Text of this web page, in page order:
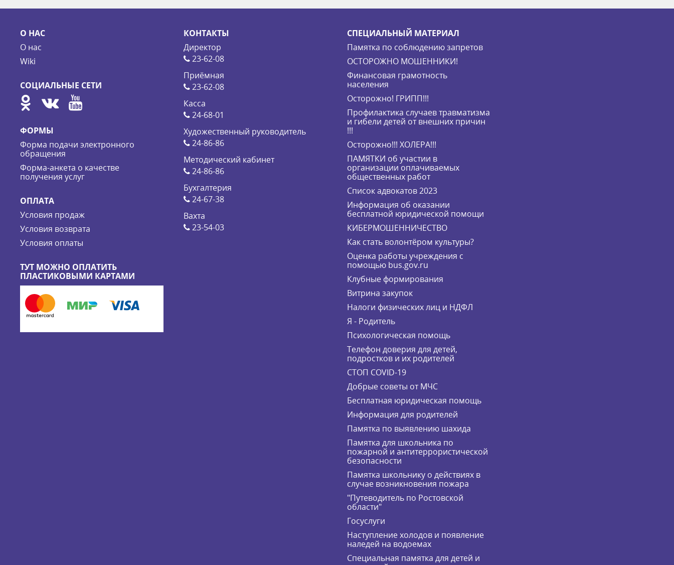
О НАС
О нас
Wiki
СОЦИАЛЬНЫЕ СЕТИ
ФОРМЫ
Форма подачи электронного
обращения
Форма-анкета о качестве
получения услуг
ОПЛАТА
Условия продаж
Условия возврата
Условия оплаты
ТУТ МОЖНО ОПЛАТИТЬ
ПЛАСТИКОВЫМИ КАРТАМИ
КОНТАКТЫ
Директор
23-62-08
Приёмная
23-62-08
Касса
24-68-01
Художественный руководитель
24-86-86
Методический кабинет
24-86-86
Бухгалтерия
24-67-38
Вахта
23-54-03
СПЕЦИАЛЬНЫЙ МАТЕРИАЛ
Памятка по соблюдению запретов
ОСТОРОЖНО МОШЕННИКИ!
Финансовая грамотность
населения
Осторожно! ГРИПП!!!
Профилактика случаев травматизма
и гибели детей от внешних причин
!!!
Осторожно!!! ХОЛЕРА!!!
ПАМЯТКИ об участии в
организации оплачиваемых
общественных работ
Список адвокатов 2023
Информация об оказании
бесплатной юридической помощи
КИБЕРМОШЕННИЧЕСТВО
Как стать волонтёром культуры?
Оценка работы учреждения с
помощью bus.gov.ru
Клубные формирования
Витрина закупок
Налоги физических лиц и НДФЛ
Я - Родитель
Психологическая помощь
Телефон доверия для детей,
подростков и их родителей
СТОП COVID-19
Добрые советы от МЧС
Бесплатная юридическая помощь
Информация для родителей
Памятка по выявлению шахида
Памятка для школьника по
пожарной и антитеррористической
безопасности
Памятка школьнику о действиях в
случае возникновения пожара
"Путеводитель по Ростовской
области"
Госуслуги
Наступление холодов и появление
наледей на водоемах
Специальная памятка для детей и